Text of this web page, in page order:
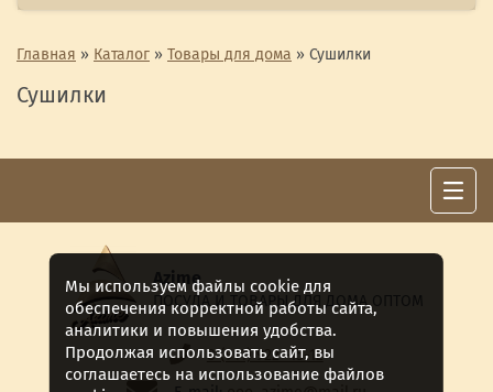
Главная » Каталог » Товары для дома » Сушилки
Сушилки
Azime
ПОСУДА И ТОВАРЫ ДЛЯ ДОМА ОПТОМ
8 (911) 922 -15-12
Мы используем файлы cookie для
обеспечения корректной работы сайта,
аналитики и повышения удобства.
Продолжая использовать сайт, вы
соглашаетесь на использование файлов